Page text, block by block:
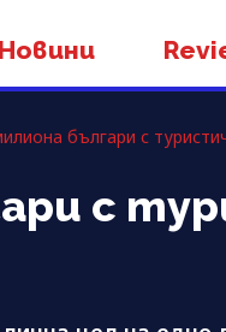
българи с
с